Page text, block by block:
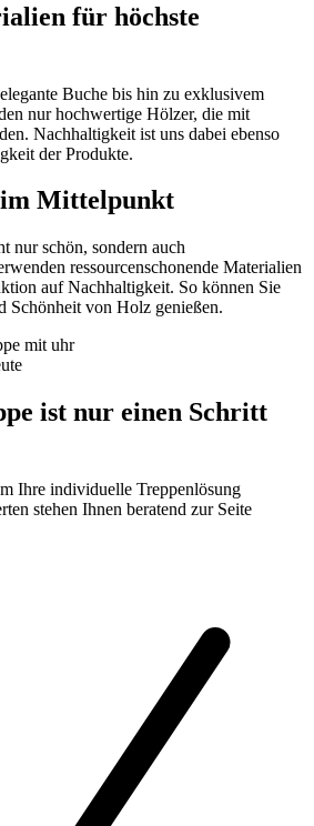
für höchste
Buche bis hin zu exklusivem
nur hochwertige Hölzer, die mit
Nachhaltigkeit ist uns dabei ebenso
der Produkte.
Mittelpunkt
nur schön, sondern auch
ressourcenschonende Materialien
auf Nachhaltigkeit. So können Sie
Schönheit von Holz genießen.
ist nur einen Schritt
Ihre individuelle Treppenlösung
stehen Ihnen beratend zur Seite